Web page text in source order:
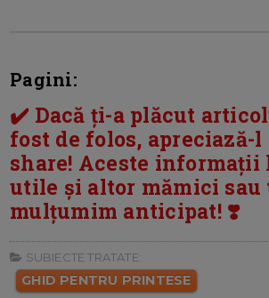
Pagini:
✔️ Dacă ți-a plăcut
fost de folos, apreciază-l
share! Aceste informații
utile și altor mămici
mulțumim anticipat! ❣️
SUBIECTE TRATATE:
GHID PENTRU PRINTESE